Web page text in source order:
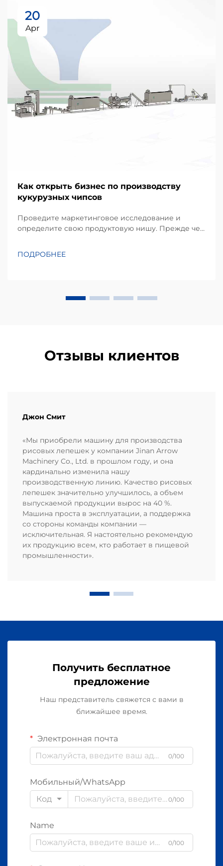
20
Apr
Как открыть бизнес по производству
кукурузных чипсов
Проведите маркетинговое исследование и
определите свою продуктовую нишу. Прежде чем
предпочтений местных потребителей.
ПОДРОБНЕЕ
Отзывы клиентов
Джон Смит
«Мы приобрели машину для производства
рисовых лепешек у компании Jinan Arrow
Machinery Co., Ltd. в прошлом году, и она
кардинально изменила нашу
производственную линию. Качество рисовых
лепешек значительно улучшилось, а объем
выпускаемой продукции вырос на 40 %.
Машина проста в эксплуатации, а поддержка
со стороны команды компании —
исключительная. Я настоятельно рекомендую
их продукцию всем, кто работает в пищевой
промышленности».
Получить бесплатное
предложение
Наш представитель свяжется с вами в
ближайшее время.
Электронная почта
0/100
Мобильный/WhatsApp
Код
0/100
Name
0/100